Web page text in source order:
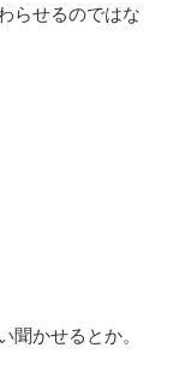
らせるのではな
聞かせるとか。